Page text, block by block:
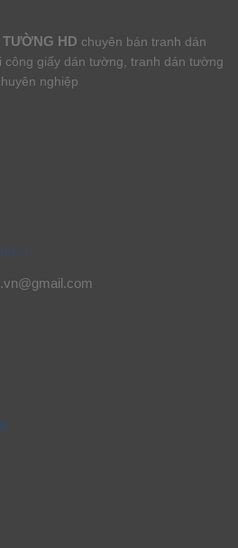
HD chuyên bán tranh dán
giấy dán tường, tranh dán tường
nghiệp